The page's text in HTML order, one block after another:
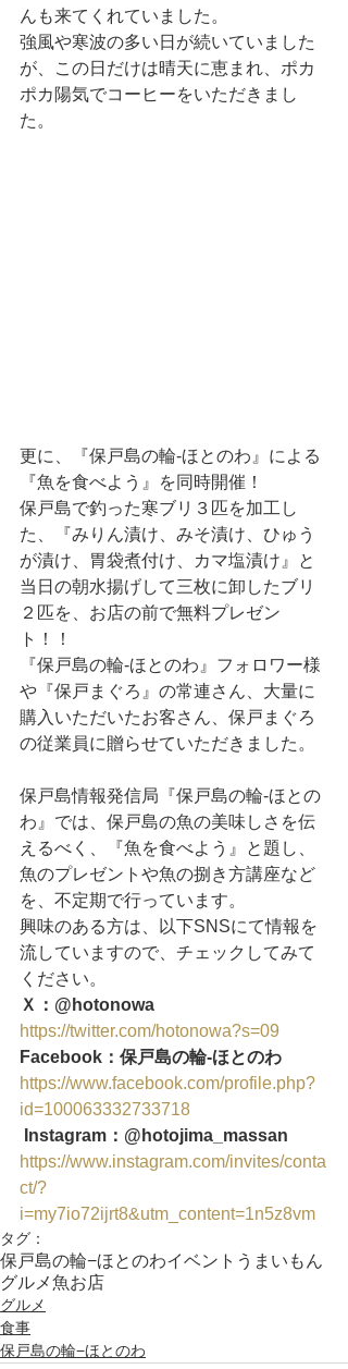
んも来てくれていました。
強風や寒波の多い日が続いていました
が、この日だけは晴天に恵まれ、ポカ
ポカ陽気でコーヒーをいただきまし
た。
更に、『保戸島の輪‐ほとのわ』による
『魚を食べよう』を同時開催！
保戸島で釣った寒ブリ３匹を加工し
た、『みりん漬け、みそ漬け、ひゅう
が漬け、胃袋煮付け、カマ塩漬け』と
当日の朝水揚げして三枚に卸したブリ
２匹を、お店の前で無料プレゼン
ト！！
『保戸島の輪‐ほとのわ』フォロワー様
や『保戸まぐろ』の常連さん、大量に
購入いただいたお客さん、保戸まぐろ
の従業員に贈らせていただきました。
保戸島情報発信局『保戸島の輪‐ほとの
わ』では、保戸島の魚の美味しさを伝
えるべく、『魚を食べよう』と題し、
魚のプレゼントや魚の捌き方講座など
を、不定期で行っています。
興味のある方は、以下SNSにて情報を
流していますので、チェックしてみて
ください。
Ｘ：@hotonowa
https://twitter.com/hotonowa?s=09
Facebook：保戸島の輪‐ほとのわ
https://www.facebook.com/profile.php?
id=100063332733718
Instagram：@hotojima_massan
https://www.instagram.com/invites/conta
ct/?
i=my7io72ijrt8&utm_content=1n5z8vm
タグ：
保戸島の輪−ほとのわイベント うまいもん
グルメ魚お店
グルメ
食事
保戸島の輪−ほとのわ